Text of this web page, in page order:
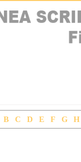
B C D E F G H